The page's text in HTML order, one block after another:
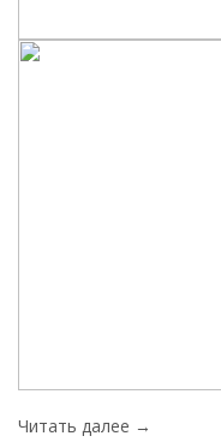
Читать далее →